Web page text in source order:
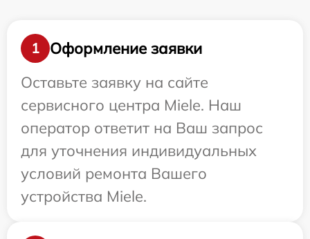
1
Оформление заявки
Оставьте заявку на сайте
сервисного центра Miele. Наш
оператор ответит на Ваш запрос
для уточнения индивидуальных
условий ремонта Вашего
устройства Miele.